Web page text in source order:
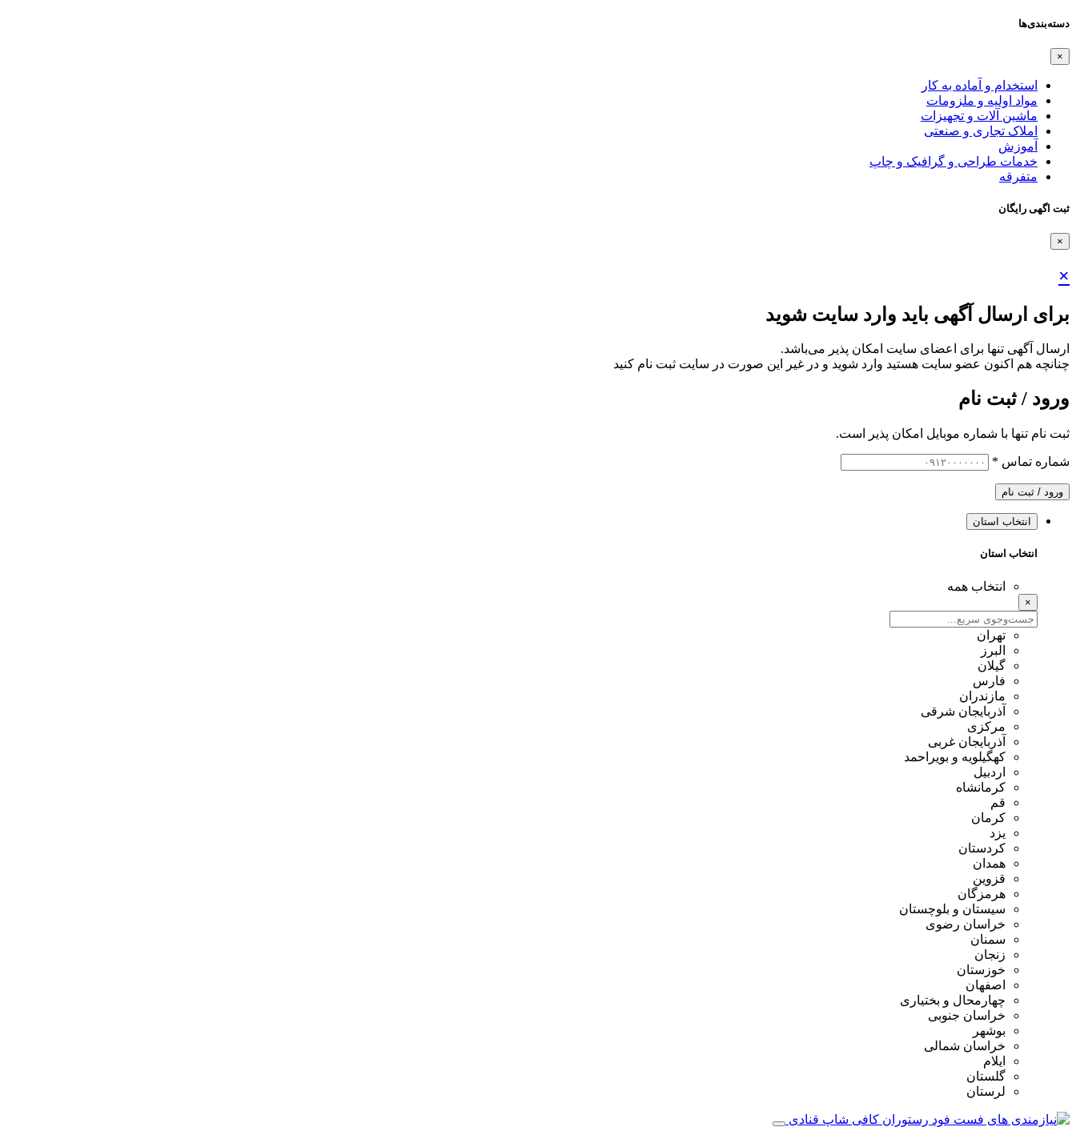
دسته‌بندی‌ها
×
استخدام و آماده به کار
مواد اولیه و ملزومات
ماشین آلات و تجهیزات
املاک تجاری و صنعتی
آموزش
خدمات طراحی و گرافیک و چاپ
متفرقه
ثبت اگهی رایگان
×
×
برای ارسال آگهی باید وارد سایت شوید
ارسال آگهی تنها برای اعضای سایت امکان پذیر می‌باشد.
چنانچه هم‌ اکنون عضو سایت هستید وارد شوید و در غیر این صورت در سایت ثبت نام کنید
ورود / ثبت نام
ثبت نام تنها با شماره موبایل امکان پذیر است.
شماره تماس *
ورود / ثبت نام
انتخاب استان
انتخاب استان
انتخاب همه
×
تهران
البرز
گیلان
فارس
مازندران
آذربایجان شرقی
مرکزی
آذربایجان غربی
کهگیلویه و بویراحمد
اردبیل
کرمانشاه
قم
کرمان
یزد
کردستان
همدان
قزوین
هرمزگان
سیستان و بلوچستان
خراسان رضوی
سمنان
زنجان
خوزستان
اصفهان
چهارمحال و بختیاری
خراسان جنوبی
بوشهر
خراسان شمالی
ایلام
گلستان
لرستان